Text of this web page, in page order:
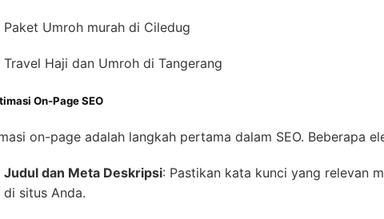
Paket Umroh murah di Ciledug
Travel Haji dan Umroh di Tangerang
On-Page SEO
on-page adalah langkah pertama dalam SEO. Beberapa
Judul dan Meta Deskripsi: Pastikan kata kunci yang relevan
di situs Anda.